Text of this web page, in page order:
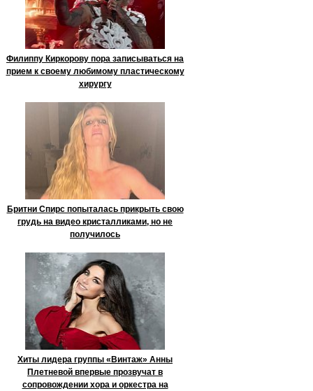
Филиппу Киркорову пора записываться на
прием к своему любимому пластическому
хирургу
Бритни Спирс попыталась прикрыть свою
грудь на видео кристалликами, но не
получилось
Хиты лидера группы «Винтаж» Анны
Плетневой впервые прозвучат в
сопровождении хора и оркестра на